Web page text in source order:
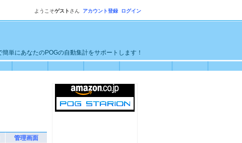
ようこそゲスト さん アカウント登録 ログイン
単にあなたのPOGの自動集計をサポートします！
管理画面